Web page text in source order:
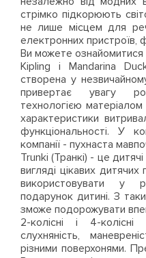
стрімко підкорюють
не лише місцем для
електронних пристроїв,
Ви можете ознайомитися
Kipling і Mandarina
створена у
привертає увагу
технологією
характеристики
функціональності. У
компанії - пухнаста
Trunki (Транкі) - це
вигляді цікавих
використовувати у
подарунок дитині. З
зможе подорожувати
2-колісні і 4-
слухняність,
різними поверхонями.